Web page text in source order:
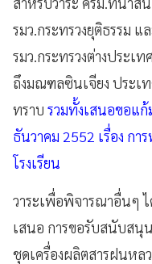
รมว.กระทรวงยุติธรรม
รมว.กระทรวงต่างประเ
ถึงมณฑลซินเจียง ประเ
ทราบ รวมทั้งเสนอขอแ
ธันวาคม 2552 เรื่อง ก
โรงเรียน
วาระเพื่อพิจารณาอื่นๆ
เสนอ การขอรับสนับสนุ
ชุดเครื่องผลิตสารฝนหล